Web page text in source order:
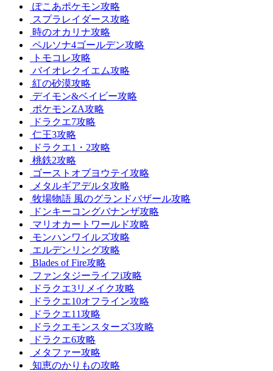
ぽこあポケモン攻略
スプラレイダース攻略
時のオカリナ攻略
ペルソナ4ゴールデン攻略
トモコレ攻略
バイオレクイエム攻略
紅の砂漠攻略
デイモン&ベイビー攻略
ポケモンZA攻略
ドラクエ7攻略
仁王3攻略
ドラクエ1・2攻略
桃鉄2攻略
ゴーストオブヨウテイ攻略
メタルギアデルタ攻略
牧場物語 風のグランドバザール攻略
ドンキーコングバナンザ攻略
マリオカートワールド攻略
モンハンワイルズ攻略
エルデンリング攻略
Blades of Fire攻略
ファンタジーライフi攻略
ドラクエ3リメイク攻略
ドラクエ10オフライン攻略
ドラクエ11攻略
ドラクエモンスターズ3攻略
ドラクエ6攻略
メタファー攻略
知恵のかりもの攻略